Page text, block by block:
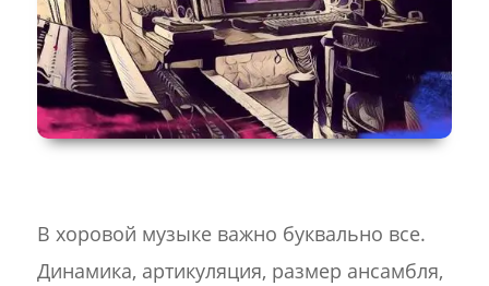
В хоровой музыке важно буквально все.
Динамика, артикуляция, размер ансамбля,